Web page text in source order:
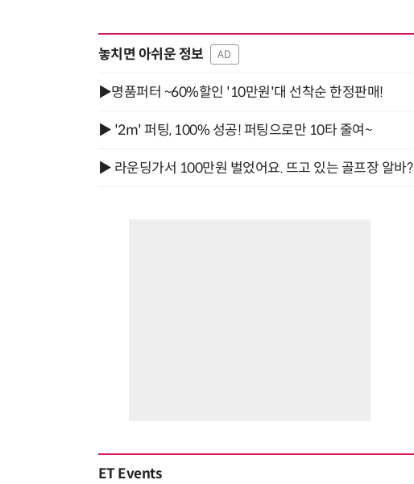
놓치면 아쉬운 정보 AD
▶명품퍼터 ~60%할인 '10만원'대 선착순 한정판매!
▶ '2m' 퍼팅, 100% 성공! 퍼팅으로만 10타 줄여~
▶ 라운딩가서 100만원 벌었어요. 뜨고 있는 골프장 알바?
ET Events